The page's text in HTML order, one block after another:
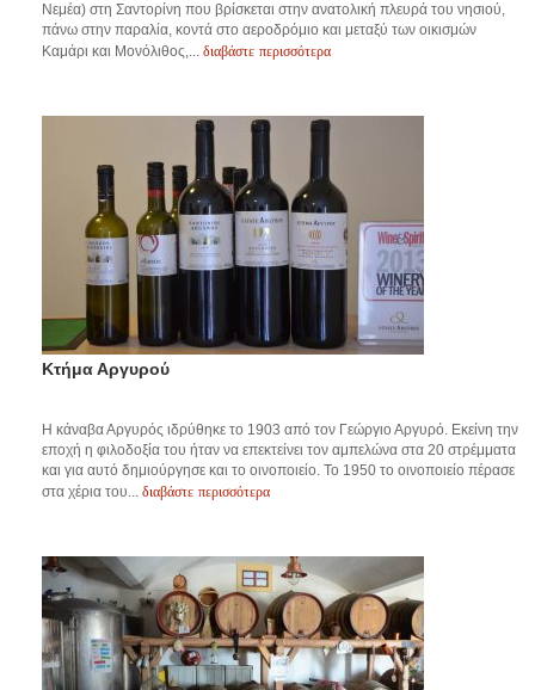
Νεμέα) στη Σαντορίνη που βρίσκεται στην ανατολική πλευρά του νησιού,
πάνω στην παραλία, κοντά στο αεροδρόμιο και μεταξύ των οικισμών
Καμάρι και Μονόλιθος,... διαβάστε περισσότερα
Κτήμα Αργυρού
Η κάναβα Αργυρός ιδρύθηκε το 1903 από τον Γεώργιο Αργυρό. Εκείνη την
εποχή η φιλοδοξία του ήταν να επεκτείνει τον αμπελώνα στα 20 στρέμματα
και για αυτό δημιούργησε και το οινοποιείο. Το 1950 το οινοποιείο πέρασε
στα χέρια του... διαβάστε περισσότερα